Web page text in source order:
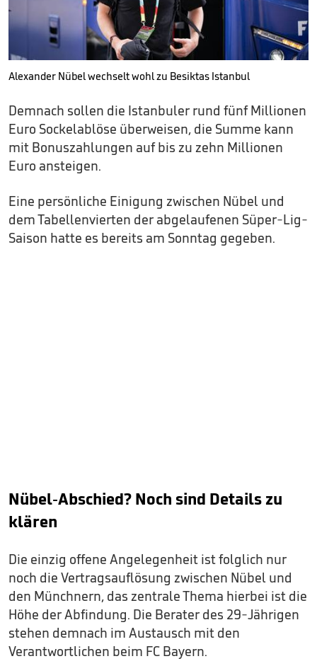
Alexander Nübel wechselt wohl zu Besiktas Istanbul
Demnach sollen die Istanbuler rund fünf Millionen
Euro Sockelablöse überweisen, die Summe kann
mit Bonuszahlungen auf bis zu zehn Millionen
Euro ansteigen.
Eine persönliche Einigung zwischen Nübel und
dem Tabellenvierten der abgelaufenen Süper-Lig-
Saison hatte es bereits am Sonntag gegeben.
Nübel-Abschied? Noch sind Details zu
klären
Die einzig offene Angelegenheit ist folglich nur
noch die Vertragsauflösung zwischen Nübel und
den Münchnern, das zentrale Thema hierbei ist die
Höhe der Abfindung. Die Berater des 29-Jährigen
stehen demnach im Austausch mit den
Verantwortlichen beim FC Bayern.